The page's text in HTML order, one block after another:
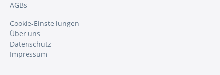
AGBs
Cookie-Einstellungen
Über uns
Datenschutz
Impressum